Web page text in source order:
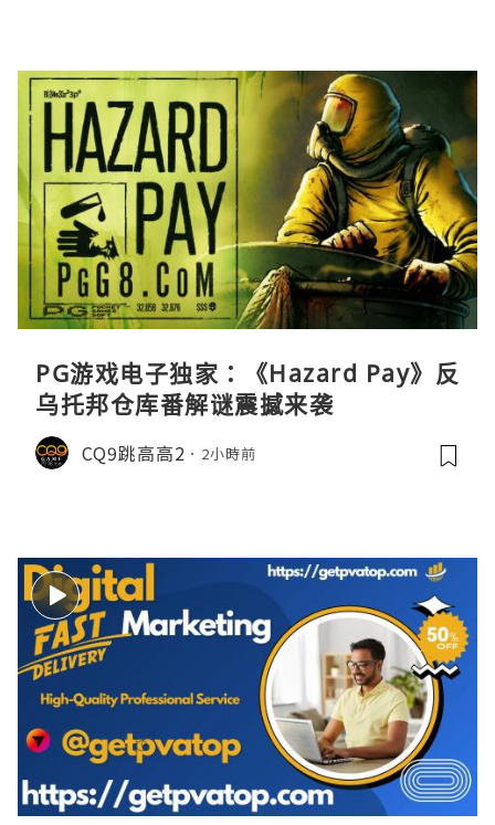
PG游戏电子独家：《Hazard Pay》反
乌托邦仓库番解谜震撼来袭
CQ9跳高高2 2小時前